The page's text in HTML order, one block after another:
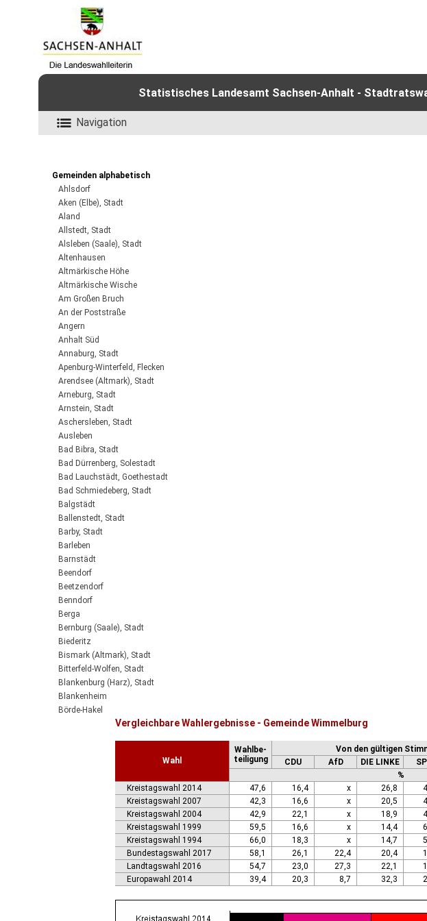
Statistisches Landesamt Sachsen-Anhalt -
Navigation
Gemeinden alphabetisch
Ahlsdorf
Aken (Elbe), Stadt
Aland
Allstedt, Stadt
Alsleben (Saale), Stadt
Altenhausen
Altmärkische Höhe
Altmärkische Wische
Am Großen Bruch
An der Poststraße
Angern
Anhalt Süd
Annaburg, Stadt
Apenburg-Winterfeld, Flecken
Arendsee (Altmark), Stadt
Arneburg, Stadt
Arnstein, Stadt
Aschersleben, Stadt
Ausleben
Bad Bibra, Stadt
Bad Dürrenberg, Solestadt
Bad Lauchstädt, Goethestadt
Bad Schmiedeberg, Stadt
Balgstädt
Ballenstedt, Stadt
Barby, Stadt
Barleben
Barnstädt
Beendorf
Beetzendorf
Benndorf
Berga
Bernburg (Saale), Stadt
Biederitz
Bismark (Altmark), Stadt
Bitterfeld-Wolfen, Stadt
Blankenburg (Harz), Stadt
Blankenheim
Börde-Hakel
Brücken-Hackpfüffel
Calbe (Saale), Stadt
Coswig (Anhalt), Stadt
Dessau-Roßlau, Stadt
Vergleichbare Wahlergebnisse - Gemeinde Wimmelburg
Wahl
Wahlbe-
teiligung
Von den gültigen
CDU
AfD DIE LINKE
%
Kreistagswahl 2014
47,6 16,4 x 26,8
Kreistagswahl 2007
42,3 16,6 x 20,5
Kreistagswahl 2004
42,9 22,1 x 18,9
Kreistagswahl 1999
59,5 16,6 x 14,4
Kreistagswahl 1994
66,0 18,3 x 14,7
Bundestagswahl 2017
58,1 26,1 22,4 20,4
Landtagswahl 2016
54,7 23,0 27,3 22,1
Europawahl 2014
39,4 20,3 8,7 32,3